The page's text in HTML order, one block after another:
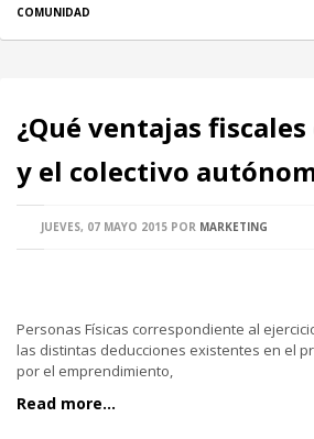
COMUNIDAD
¿Qué ventajas
y el colectivo
JUEVES, 07 MAYO 2015 POR MARKETING
Personas Físicas correspondiente al
las distintas deducciones existentes en el
por el emprendimiento,
Read more...